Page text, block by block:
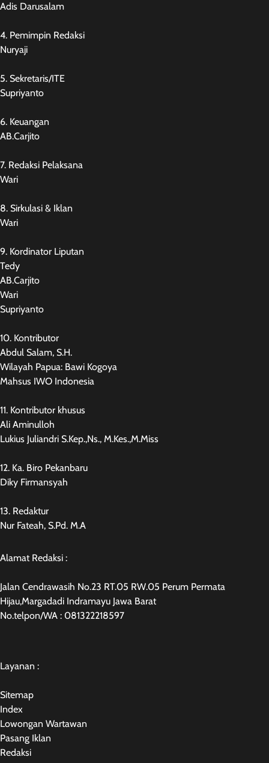
Adis Darusalam
4. Pemimpin Redaksi
Nuryaji
5. Sekretaris/ITE
Supriyanto
6. Keuangan
AB.Carjito
7. Redaksi Pelaksana
Wari
8. Sirkulasi & Iklan
Wari
9. Kordinator Liputan
Tedy
AB.Carjito
Wari
Supriyanto
10. Kontributor
Abdul Salam, S.H.
Wilayah Papua: Bawi Kogoya
Mahsus IWO Indonesia
11. Kontributor khusus
Ali Aminulloh
Lukius Juliandri S.Kep.,Ns., M.Kes.,M.Miss
12. Ka. Biro Pekanbaru
Diky Firmansyah
13. Redaktur
Nur Fateah, S.Pd. M.A
Alamat Redaksi :
Jalan Cendrawasih No.23 RT.05 RW.05 Perum Permata
Hijau,Margadadi Indramayu Jawa Barat
No.telpon/WA : 081322218597
Layanan :
Sitemap
Index
Lowongan Wartawan
Pasang Iklan
Redaksi